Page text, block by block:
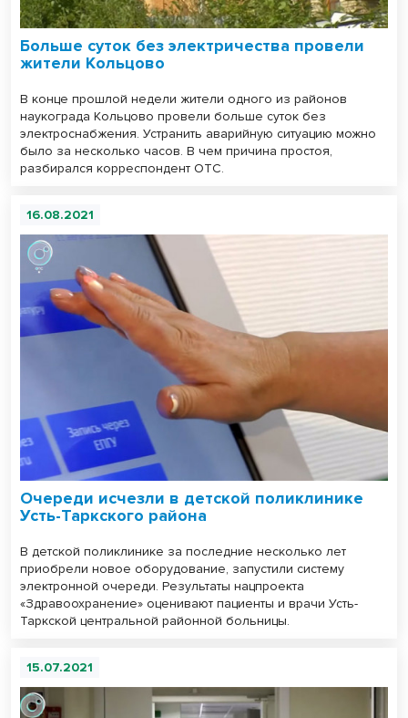
Больше суток без электричества провели
жители Кольцово
В конце прошлой недели жители одного из районов
наукограда Кольцово провели больше суток без
электроснабжения. Устранить аварийную ситуацию можно
было за несколько часов. В чем причина простоя,
разбирался корреспондент ОТС.
16.08.2021
Очереди исчезли в детской поликлинике
Усть-Таркского района
В детской поликлинике за последние несколько лет
приобрели новое оборудование, запустили систему
электронной очереди. Результаты нацпроекта
«Здравоохранение» оценивают пациенты и врачи Усть-
Таркской центральной районной больницы.
15.07.2021